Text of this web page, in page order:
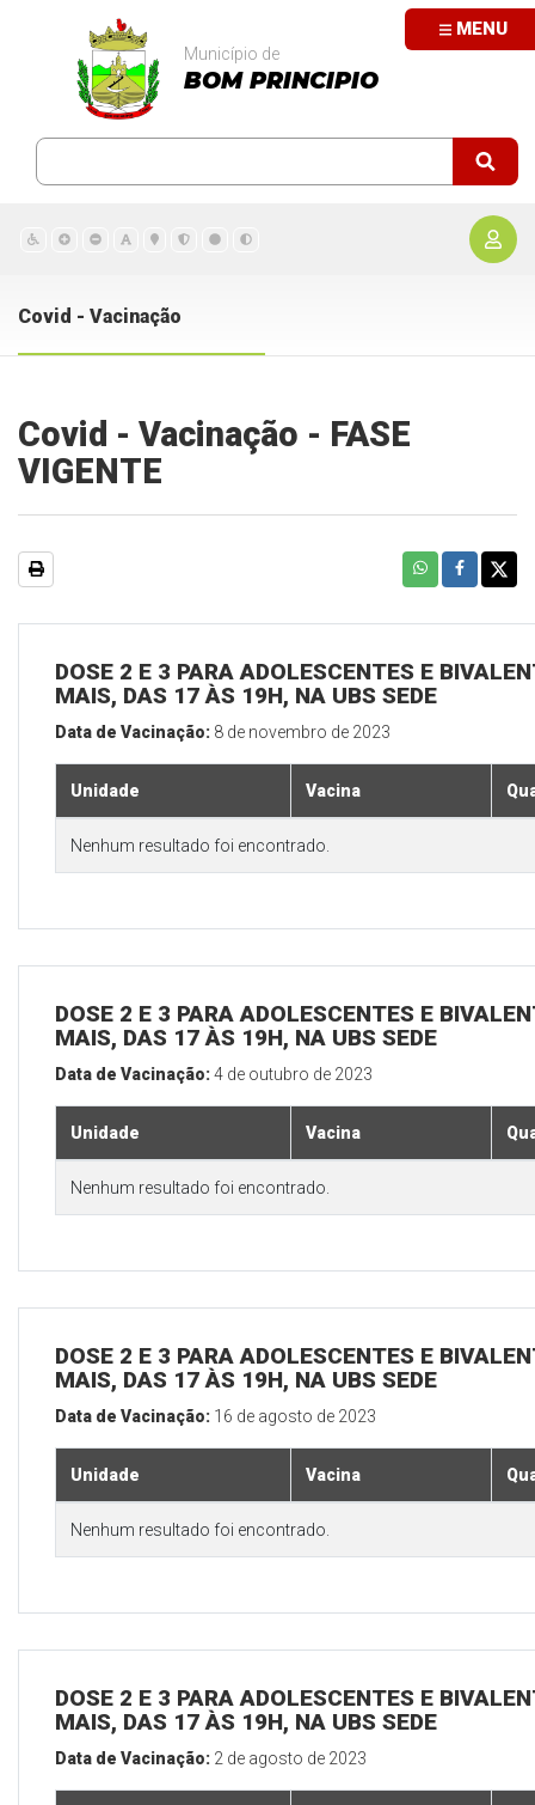
MENU
Município de
BOM PRINCIPIO
Covid - Vacinação
Covid - Vacinação - FASE
VIGENTE
DOSE 2 E 3 PARA ADOLESCENTES E
MAIS, DAS 17 ÀS 19H, NA UBS SEDE
Data de Vacinação: 8 de novembro de 2023
Unidade Vacina
Nenhum resultado foi encontrado.
DOSE 2 E 3 PARA ADOLESCENTES E
MAIS, DAS 17 ÀS 19H, NA UBS SEDE
Data de Vacinação:4 de outubro de 2023
Unidade Vacina
Nenhum resultado foi encontrado.
DOSE 2 E 3 PARA ADOLESCENTES E
MAIS, DAS 17 ÀS 19H, NA UBS SEDE
Data de Vacinação: 16 de agosto de 2023
Unidade Vacina
Nenhum resultado foi encontrado.
DOSE 2 E 3 PARA ADOLESCENTES E
MAIS, DAS 17 ÀS 19H, NA UBS SEDE
Data de Vacinação: 2 de agosto de 2023